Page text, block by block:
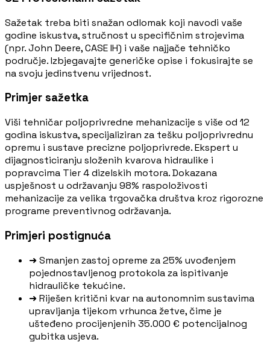
Sažetak treba biti snažan odlomak koji navodi vaše
godine iskustva, stručnost u specifičnim strojevima
(npr. John Deere, CASE IH) i vaše najjače tehničko
područje. Izbjegavajte generičke opise i fokusirajte se
na svoju jedinstvenu vrijednost.
Primjer sažetka
Viši tehničar poljoprivredne mehanizacije s više od 12
godina iskustva, specijaliziran za tešku poljoprivrednu
opremu i sustave precizne poljoprivrede. Ekspert u
dijagnosticiranju složenih kvarova hidraulike i
popravcima Tier 4 dizelskih motora. Dokazana
uspješnost u održavanju 98% raspoloživosti
mehanizacije za velika trgovačka društva kroz rigorozne
programe preventivnog održavanja.
Primjeri postignuća
➜Smanjen zastoj opreme za 25% uvođenjem
pojednostavljenog protokola za ispitivanje
hidrauličke tekućine.
➜Riješen kritični kvar na autonomnim sustavima
upravljanja tijekom vrhunca žetve, čime je
ušteđeno procijenjenih 35.000 € potencijalnog
gubitka usjeva.